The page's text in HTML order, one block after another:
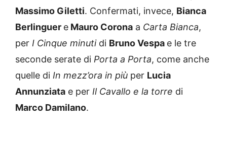
Massimo Giletti . Confermati, invece, Bianca
Berlinguer
Mauro Corona Carta Bianca
I Cinque minutidi Bruno Vespa
e le tre
seconde serate di Porta a Porta
, come anche
quelle di In mezz’ora in più
Lucia
Annunziata
Il Cavallo e la torre
di
Marco Damilano